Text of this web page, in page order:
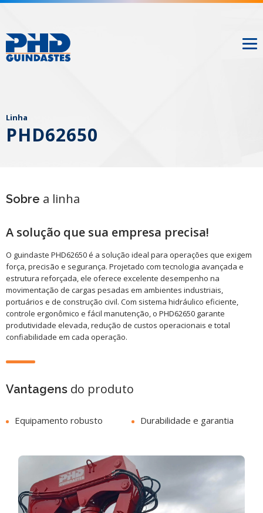
Linha
PHD62650
Sobre a linha
A solução que sua empresa precisa!
O guindaste PHD62650 é a solução ideal para operações que exigem
força, precisão e segurança. Projetado com tecnologia avançada e
estrutura reforçada, ele oferece excelente desempenho na
movimentação de cargas pesadas em ambientes industriais,
portuários e de construção civil. Com sistema hidráulico eficiente,
controle ergonômico e fácil manutenção, o PHD62650 garante
produtividade elevada, redução de custos operacionais e total
confiabilidade em cada operação.
Vantagens do produto
Equipamento robusto Durabilidade e garantia